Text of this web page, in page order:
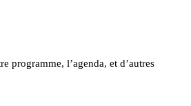
programme, l’agenda, et d’autres